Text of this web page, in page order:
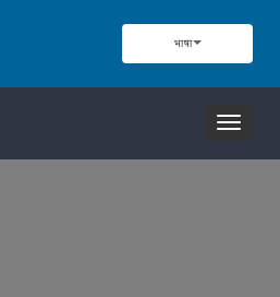
भाषा